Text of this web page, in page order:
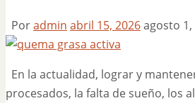
Poradmin abril 15, 2026agosto 1,
En la actualidad, lograr y
procesados, la falta de sueño, los